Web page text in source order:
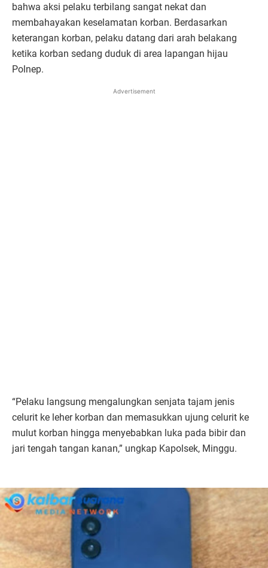
bahwa aksi pelaku terbilang sangat nekat dan
membahayakan keselamatan korban. Berdasarkan
keterangan korban, pelaku datang dari arah belakang
ketika korban sedang duduk di area lapangan hijau
Polnep.
Advertisement
“Pelaku langsung mengalungkan senjata tajam jenis
celurit ke leher korban dan memasukkan ujung celurit ke
mulut korban hingga menyebabkan luka pada bibir dan
jari tengah tangan kanan,” ungkap Kapolsek, Minggu.